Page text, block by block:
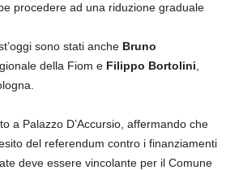
procedere ad una riduzione graduale
sono stati anche Bruno
della Fiom e Filippo Bortolini
a Palazzo D’Accursio, affermando che
del referendum contro i finanziamenti
deve essere vincolante per il Comune